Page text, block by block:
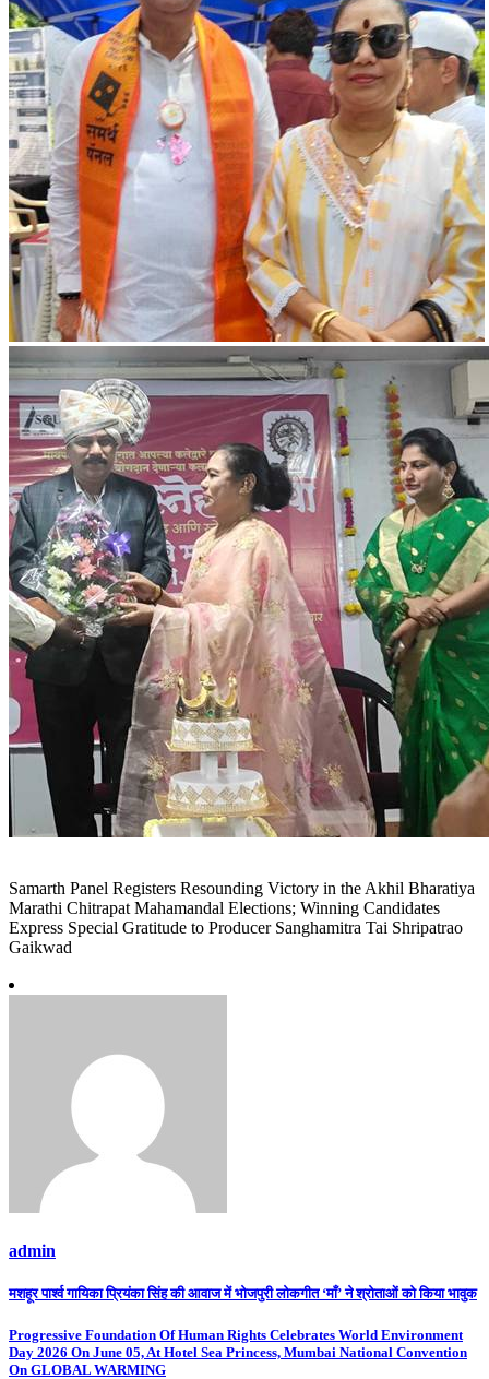
Samarth Panel Registers Resounding Victory in the Akhil Bharatiya
Marathi Chitrapat Mahamandal Elections; Winning Candidates
Express Special Gratitude to Producer Sanghamitra Tai Shripatrao
Gaikwad
admin
Post
navigation
मशहूर पार्श्व गायिका प्रियंका सिंह की आवाज में भोजपुरी लोकगीत ‘माँ’ ने श्रोताओं को किया भावुक
Progressive Foundation Of Human Rights Celebrates World Environment
Day 2026 On June 05, At Hotel Sea Princess, Mumbai National Convention
On GLOBAL WARMING